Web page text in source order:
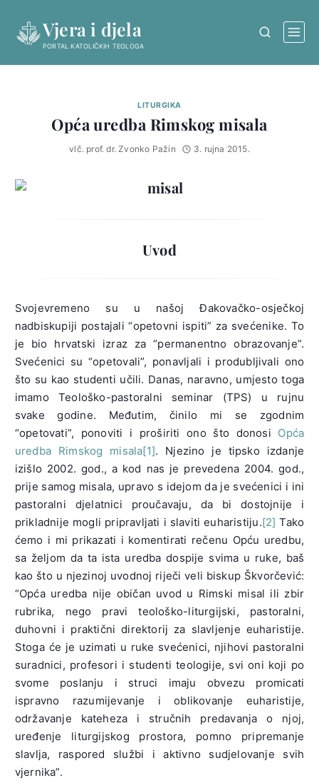
content
Vjera i djela
PORTAL KATOLIČKIH TEOLOGA
LITURGIKA
Opća uredba Rimskog misala
vlč. prof. dr. Zvonko Pažin 3. rujna 2015.
Uvod
Svojevremeno su u našoj Đakovačko-osječkoj
nadbiskupiji postajali “opetovni ispiti” za svećenike. To
je bio hrvatski izraz za “permanentno obrazovanje”.
Svećenici su “opetovali”, ponavljali i produbljivali ono
što su kao studenti učili. Danas, naravno, umjesto toga
imamo Teološko-pastoralni seminar (TPS) u rujnu
svake godine. Međutim, činilo mi se zgodnim
“opetovati”, ponoviti i proširiti ono što donosi Opća
uredba Rimskog misala[1]. Njezino je tipsko izdanje
izišlo 2002. god., a kod nas je prevedena 2004. god.,
prije samog misala, upravo s idejom da je svećenici i ini
pastoralni djelatnici proučavaju, da bi dostojnije i
prikladnije mogli pripravljati i slaviti euharistiju.[2] Tako
ćemo i mi prikazati i komentirati rečenu Opću uredbu,
sa željom da ta ista uredba dospije svima u ruke, baš
kao što u njezinoj uvodnoj riječi veli biskup Škvorčević:
“Opća uredba nije običan uvod u Rimski misal ili zbir
rubrika, nego pravi teološko-liturgijski, pastoralni,
duhovni i praktični direktorij za slavljenje euharistije.
Stoga će je uzimati u ruke svećenici, njihovi pastoralni
suradnici, profesori i studenti teologije, svi oni koji po
svome poslanju i struci imaju obvezu promicati
ispravno razumijevanje i oblikovanje euharistije,
održavanje kateheza i stručnih predavanja o njoj,
uređenje liturgijskog prostora, pomno pripremanje
slavlja, raspored službi i aktivno sudjelovanje svih
vjernika”.